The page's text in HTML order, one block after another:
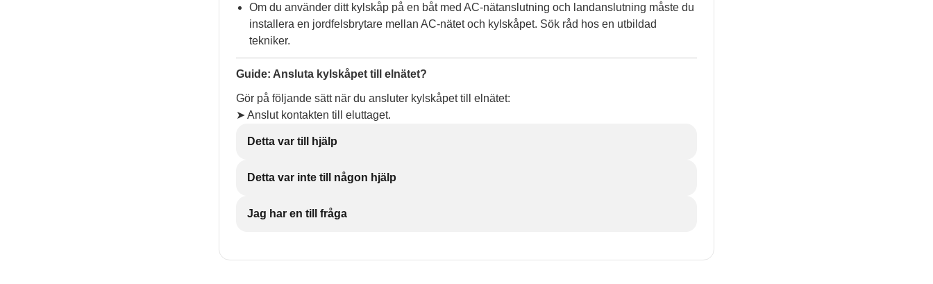
Om du använder ditt kylskåp på en båt med AC-nätanslutning och landanslutning måste du
installera en jordfelsbrytare mellan AC-nätet och kylskåpet. Sök råd hos en utbildad
tekniker.
Guide: Ansluta kylskåpet till elnätet?
Gör på följande sätt när du ansluter kylskåpet till elnätet:
➤ Anslut kontakten till eluttaget.
Detta var till hjälp
Detta var inte till någon hjälp
Jag har en till fråga